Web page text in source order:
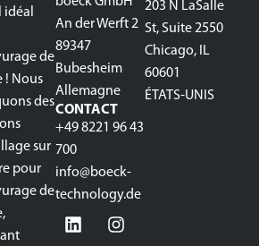
idéal
de
! Nous
des
sur
pour
de
An der Werft 2
89347
Bubesheim
Allemagne
CONTACT
+49 8221 96 43
700
info@boeck-
technology.de
203 N LaSalle
St, Suite 2550
Chicago, IL
60601
ÉTATS-UNIS